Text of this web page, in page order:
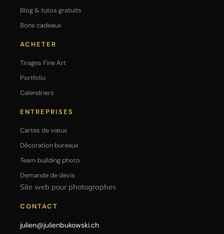
Blog & tutos gratuits
Bons cadeaux
ACHETER
Tirages Fine Art
Portfolio
Calendriers
ENTREPRISES
Cartes de vœux
Décoration bureaux
Team building photo
Demande de devis
Site web pour photographes
CONTACT
julien@julienbukowski.ch